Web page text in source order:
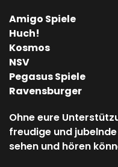
Amigo Spiele
Huch!
Kosmos
NSV
Pegasus Spiele
Ravensburger
Ohne eure
freudige und
sehen und hören